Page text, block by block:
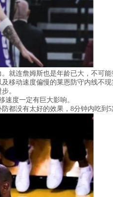
就连詹姆斯也是年龄已大，不可能
移动速度偏慢的莱恩防守内线不现
。
速度一定有巨大影响。
都没有太好的效果，8分钟内吃到5